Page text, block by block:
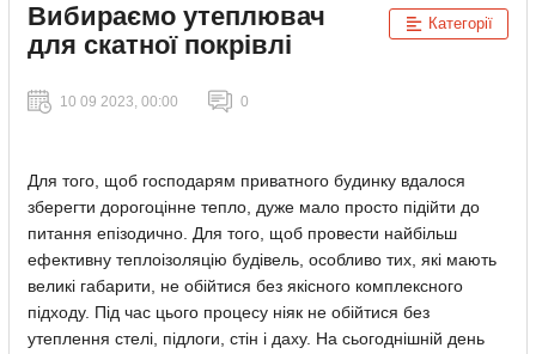
Вибираємо утеплювач
для скатної покрівлі
Категорії
10 09 2023, 00:00 0
Для того, щоб господарям приватного будинку вдалося
зберегти дорогоцінне тепло, дуже мало просто підійти до
питання епізодично. Для того, щоб провести найбільш
ефективну теплоізоляцію будівель, особливо тих, які мають
великі габарити, не обійтися без якісного комплексного
підходу. Під час цього процесу ніяк не обійтися без
утеплення стелі, підлоги, стін і даху. На сьогоднішній день